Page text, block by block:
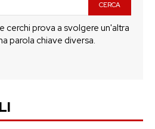
CERCA
cerchi prova a svolgere un'altra
parola chiave diversa.